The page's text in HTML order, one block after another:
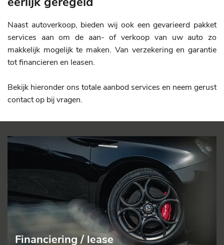
Naast autoverkoop, bieden wij ook een gevarieerd pakket
services aan om de aan- of verkoop van uw auto zo
makkelijk mogelijk te maken. Van verzekering en garantie
tot financieren en leasen.
Bekijk hieronder ons totale aanbod services en neem gerust
contact op bij vragen.
Financiering / lease